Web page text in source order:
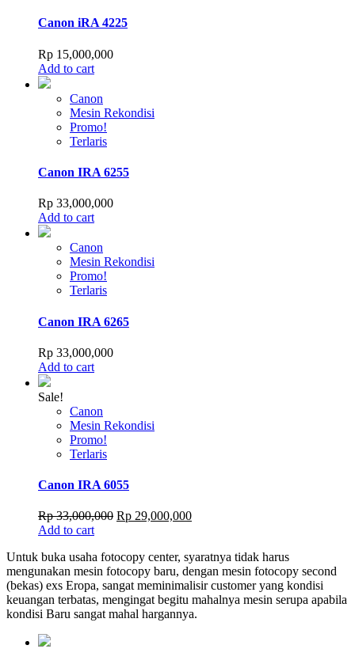
Canon iRA 4225
Rp 15,000,000
Add to cart
Canon
Mesin Rekondisi
Promo!
Terlaris
Canon IRA 6255
Rp 33,000,000
Add to cart
Canon
Mesin Rekondisi
Promo!
Terlaris
Canon IRA 6265
Rp 33,000,000
Add to cart
Sale!
Canon
Mesin Rekondisi
Promo!
Terlaris
Canon IRA 6055
Rp33,000,000 Original
Rp 33,000,000.
Rp 29,000,000Current
Rp 29,000,000.
Add to cart
Untuk buka usaha fotocopy center, syaratnya tidak harus
mengunakan mesin fotocopy baru, dengan mesin fotocopy second
(bekas) exs Eropa, sangat meminimalisir customer yang kondisi
keuangan terbatas, mengingat begitu mahalnya mesin serupa apabila
kondisi Baru sangat mahal hargannya.